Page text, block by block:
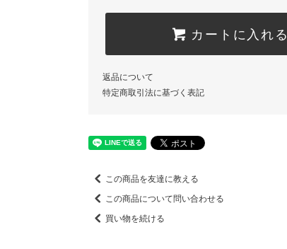
カートに入れる
返品について
特定商取引法に基づく表記
この商品を友達に教える
この商品について問い合わせる
買い物を続ける